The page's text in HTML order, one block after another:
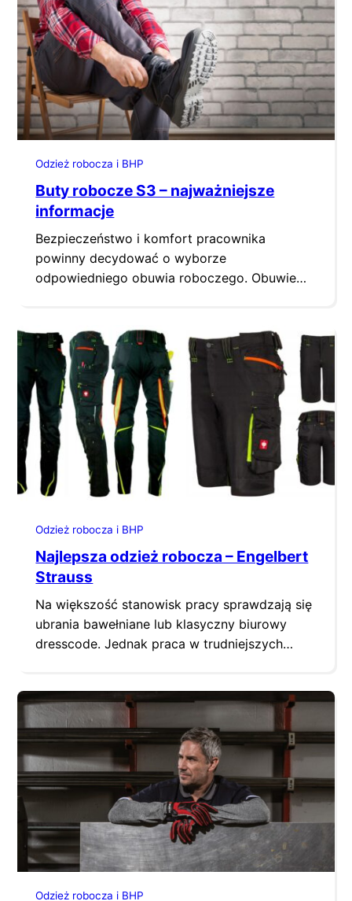
wytrzymałością, praktycznością i wygodą. Na
co zwracać uwagę podczas ich doboru?
Podpowiadamy! Bezpieczeństwo i…
Odzież robocza i BHP
Buty robocze S3 – najważniejsze
informacje
Bezpieczeństwo i komfort pracownika
powinny decydować o wyborze
odpowiedniego obuwia roboczego. Obuwie
panującymi w miejscu wykonywania pracy,
jednocześnie gwarantując odpowiednią
cyrkulację powietrza i optymalne podparcie
dla stopy podczas wielogodzinnej pracy w
pozycji stojącej. Buty robocze S3 są
popularnym elementem wyposażenia
pracowników w wielu branżach. Swoją
popularność…
Odzież robocza i BHP
Najlepsza odzież robocza – Engelbert
Strauss
Na większość stanowisk pracy sprawdzają się
ubrania bawełniane lub klasyczny biurowy
dresscode. Jednak praca w trudniejszych
technicznych. Dobra odzież powinna ułatwiać
prowadzenie prac. Engelbert Strauss to
producent odzieży roboczej wywodzący się z
Niemiec. Jest to jedna z wiodących firm w
Polsce. Niezwykle wysoka jakość wykonania
produktów, wysoki…
Odzież robocza i BHP